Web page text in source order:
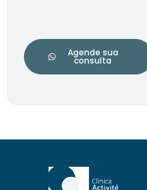
Agende sua
consulta